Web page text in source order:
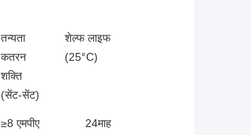
तन्यता
कतरन
शक्ति
(सेंट-सेंट)
शेल्फ लाइफ
(25°C)
≥8 एमपीए 24माह